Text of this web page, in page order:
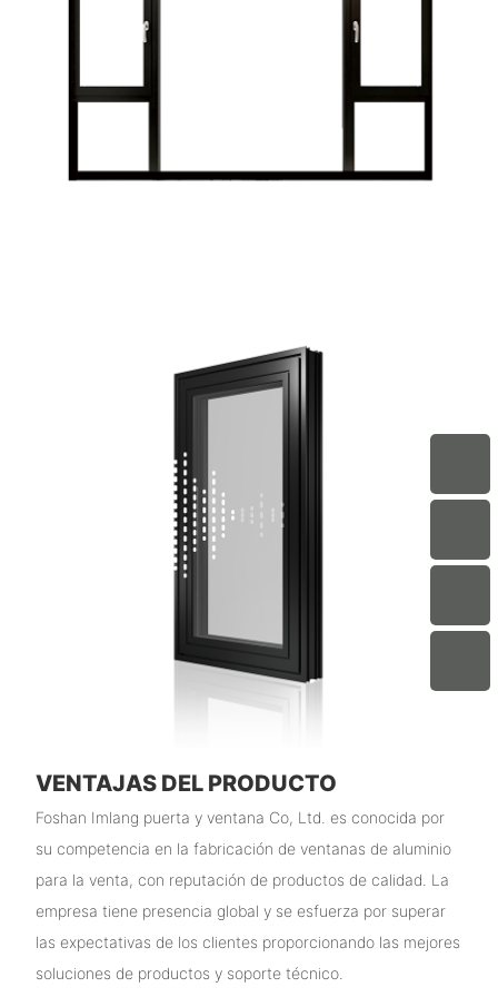
VENTAJAS DEL PRODUCTO
Foshan Imlang puerta y ventana Co, Ltd. es conocida por
su competencia en la fabricación de ventanas de aluminio
para la venta, con reputación de productos de calidad. La
empresa tiene presencia global y se esfuerza por superar
las expectativas de los clientes proporcionando las mejores
soluciones de productos y soporte técnico.